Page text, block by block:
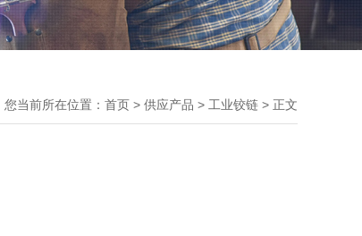
您当前所在位置： 首页 > 供应产品 > 工业铰链 > 正文